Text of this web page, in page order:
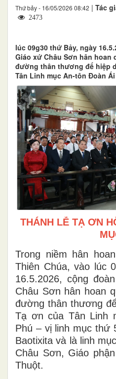
Thứ bảy - 16/05/2026 08:42 | Tác
2473
lúc 09g30 thứ Bảy, ngày
Giáo xứ Châu Sơn hân
đường thân thương để hiệp
Tân Linh mục An-tôn Đoàn Ái
THÁNH LỄ TẠ ƠN
Trong niềm hân
Thiên Chúa, vào lúc
16.5.2026, cộng
Châu Sơn hân hoan
đường thân thương
Tạ ơn của Tân Linh
Phú – vị linh mục thứ
Baotixita và là linh
Châu Sơn, Giáo
Thuột.